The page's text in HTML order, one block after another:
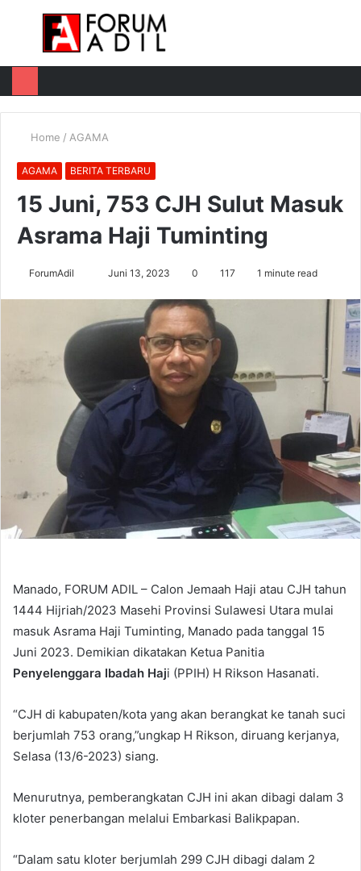
Menu
Home / AGAMA
AGAMA BERITA TERBARU
15 Juni, 753 CJH Sulut Masuk
Asrama Haji Tuminting
ForumAdil Juni 13, 2023 0 117 1 minute read
Manado, FORUM ADIL – Calon Jemaah Haji atau CJH tahun
1444 Hijriah/2023 Masehi Provinsi Sulawesi Utara mulai
masuk Asrama Haji Tuminting, Manado pada tanggal 15
Juni 2023. Demikian dikatakan Ketua Panitia
Penyelenggara Ibadah Haji (PPIH) H Rikson Hasanati.
“CJH di kabupaten/kota yang akan berangkat ke tanah suci
berjumlah 753 orang,”ungkap H Rikson, diruang kerjanya,
Selasa (13/6-2023) siang.
Menurutnya, pemberangkatan CJH ini akan dibagi dalam 3
kloter penerbangan melalui Embarkasi Balikpapan.
“Dalam satu kloter berjumlah 299 CJH dibagi dalam 2